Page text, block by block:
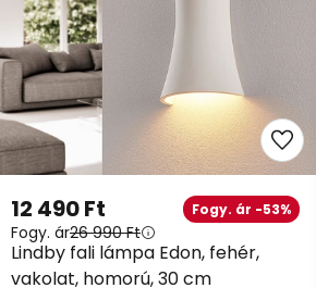
Lindby fali lámpa Edon, fehér,
vakolat, homorú, 30 cm
12 490 Ft Fogy. ár -53%
Fogy. ár26 990 Ft